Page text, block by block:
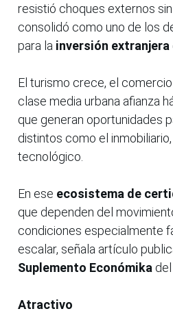
resistió choques externos
consolidó como uno de los
para la inversión extranjera
El turismo crece, el
clase media urbana afianza
que generan oportunidades
distintos como el
tecnológico.
En ese ecosistema de
que dependen del
condiciones especialmente
escalar, señala artículo
Suplemento Económika del
Atractivo